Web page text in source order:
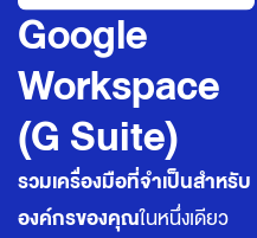
Google
Workspace
(G Suite)
รวมเครื่องมือที่จำเป็นสำหรับ
องค์กรของคุณในหนึ่งเดียว